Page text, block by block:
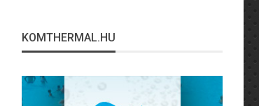
KOMTHERMAL.HU